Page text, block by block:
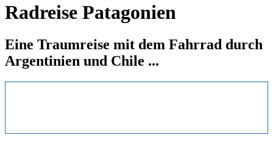
Radreise Patagonien
Eine Traumreise mit dem Fahrrad durch
Argentinien und Chile ...